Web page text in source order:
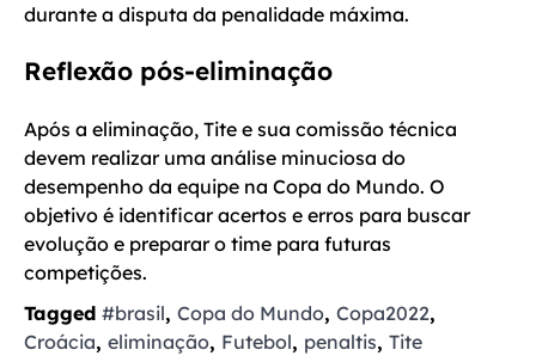
durante a disputa da penalidade máxima.
Reflexão pós-eliminação
Após a eliminação, Tite e sua comissão técnica
devem realizar uma análise minuciosa do
desempenho da equipe na Copa do Mundo. O
objetivo é identificar acertos e erros para buscar
evolução e preparar o time para futuras
competições.
Tagged #brasil, Copa do Mundo, Copa2022,
Croácia, eliminação, Futebol, penaltis, Tite